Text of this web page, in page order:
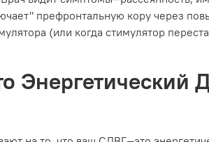
префронтальную кору через
(или когда стимулятор
Энергетический